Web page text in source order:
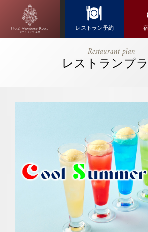
４種各 1,400
レストラン予約
Restaurant plan
レストランプ
トップページ
ウエディング
アクセス・観光情報
よくあるご質問
オンラインショップ
Reservation
レストラン予約
日本料理「隨縁亭」
TEL 075-212-3950
お問い合わせ
宿泊検索
航空券＋宿泊検
チェックアウト
室数 1室